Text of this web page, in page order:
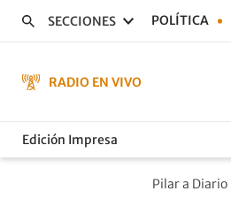
SECCIONES POLÍTICA
RADIO EN VIVO
Edición Impresa
Pilar a Diario